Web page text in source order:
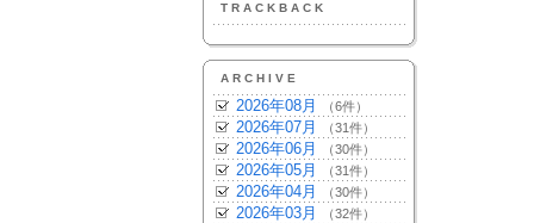
TRACKBACK
ARCHIVE
2026年08月 （6件）
2026年07月 （31件）
2026年06月 （30件）
2026年05月 （31件）
2026年04月 （30件）
2026年03月 （32件）